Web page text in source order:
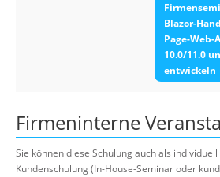
Blazor-
Page-Web-
10.0/11.0
entwickeln
Firmeninterne
Sie können diese Schulung auch als
Kundenschulung (In-House-Seminar oder